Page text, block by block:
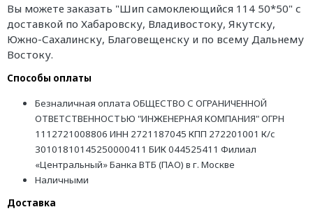
Вы можете заказать "Шип самоклеющийся 114 50*50" с
доставкой по Хабаровску, Владивостоку, Якутску,
Южно-Сахалинску, Благовещенску и по всему Дальнему
Востоку.
Способы оплаты
Безналичная оплата ОБЩЕСТВО С ОГРАНИЧЕННОЙ
ОТВЕТСТВЕННОСТЬЮ "ИНЖЕНЕРНАЯ КОМПАНИЯ" ОГРН
1112721008806 ИНН 2721187045 КПП 272201001 К/с
30101810145250000411 БИК 044525411 Филиал
«Центральный» Банка ВТБ (ПАО) в г. Москве
Наличными
Доставка